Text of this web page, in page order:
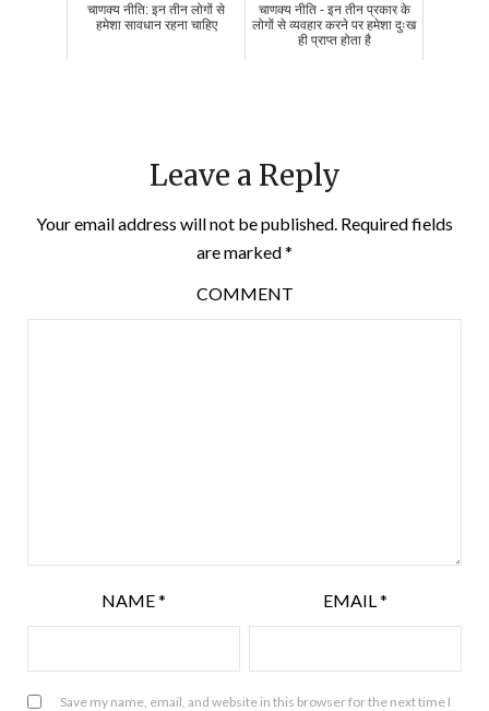
चाणक्य नीति: इन तीन लोगों से
हमेशा सावधान रहना चाहिए
चाणक्य नीति - इन तीन प्रकार के
लोगों से व्यवहार करने पर हमेशा दुःख
ही प्राप्त होता है
Leave a Reply
Your email address will not be published. Required fields
are marked*
COMMENT
NAME* EMAIL *
Save my name, email, and website in this browser for the next time I